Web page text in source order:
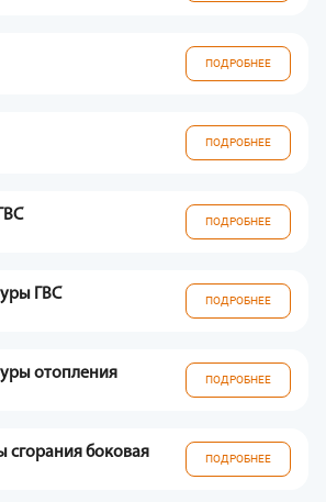
ПОДРОБНЕЕ
ПОДРОБНЕЕ
ПОДРОБНЕЕ
ГВС ПОДРОБНЕЕ
отопления ПОДРОБНЕЕ
сгорания боковая ПОДРОБНЕЕ